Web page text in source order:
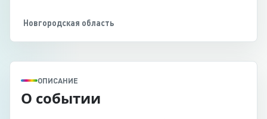
Новгородская область
ОПИСАНИЕ
О событии